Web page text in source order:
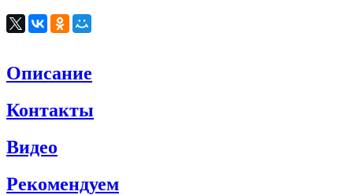
Описание
Контакты
Видео
Рекомендуем